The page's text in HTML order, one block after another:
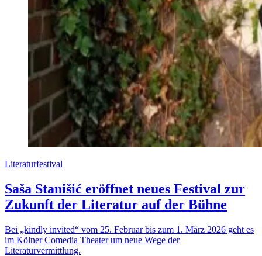
Literaturfestival
Saša Stanišić eröffnet neues Festival zur
Zukunft der Literatur auf der Bühne
Bei „kindly invited“ vom 25. Februar bis zum 1. März 2026 geht es
im Kölner Comedia Theater um neue Wege der
Literaturvermittlung.